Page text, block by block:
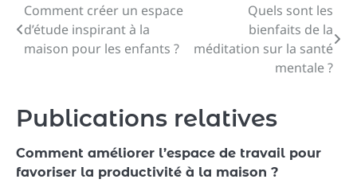
Navigation
de
Comment créer un espace
d’étude inspirant à la
maison pour les enfants ?
Quels sont les
bienfaits de la
méditation sur la santé
mentale ?
Publications relatives
Comment améliorer l’espace de travail pour
favoriser la productivité à la maison ?